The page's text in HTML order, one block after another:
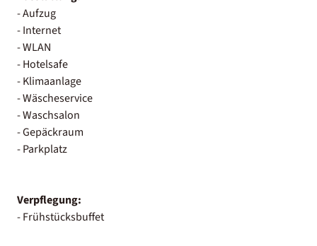
- Aufzug
- Internet
- WLAN
- Hotelsafe
- Klimaanlage
- Wäscheservice
- Waschsalon
- Gepäckraum
- Parkplatz
Verpflegung:
- Frühstücksbuffet